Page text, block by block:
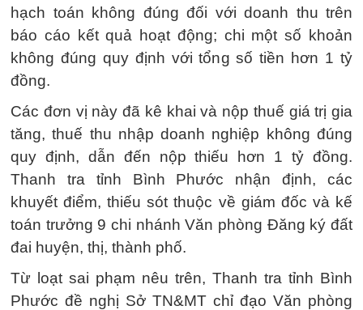
hạch toán không đúng đối với doanh thu trên
báo cáo kết quả hoạt động; chi một số khoản
không đúng quy định với tổng số tiền hơn 1 tỷ
đồng.
Các đơn vị này đã kê khai và nộp thuế giá trị gia
tăng, thuế thu nhập doanh nghiệp không đúng
quy định, dẫn đến nộp thiếu hơn 1 tỷ đồng.
Thanh tra tỉnh Bình Phước nhận định, các
khuyết điểm, thiếu sót thuộc về giám đốc và kế
toán trưởng 9 chi nhánh Văn phòng Đăng ký đất
đai huyện, thị, thành phố.
Từ loạt sai phạm nêu trên, Thanh tra tỉnh Bình
Phước đề nghị Sở TN&MT chỉ đạo Văn phòng